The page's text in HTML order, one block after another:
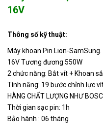
16V
Thông số kỹ thuật:
Máy khoan Pin Lion-
16V Tương đương 550W
2 chức năng: Bắt vít + Khoan
Tính năng: 19 bước chỉnh lực
HÀNG CHẤT LƯỢNG NHƯ
Thời gian sạc pin: 1h
Bảo hành : 06 tháng